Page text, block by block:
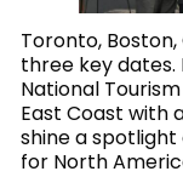
Toronto,
three key dates.
National
East Coast with
shine a
for North